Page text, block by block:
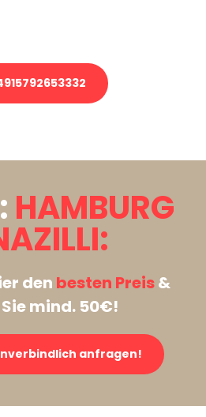
HAMBURG
den besten Preis&
mind. 50€!
anfragen!